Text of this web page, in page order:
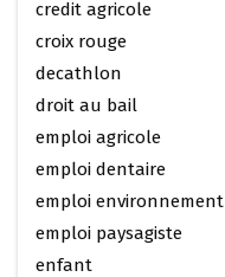
credit agricole
croix rouge
decathlon
droit au bail
emploi agricole
emploi dentaire
emploi environnement
emploi paysagiste
enfant